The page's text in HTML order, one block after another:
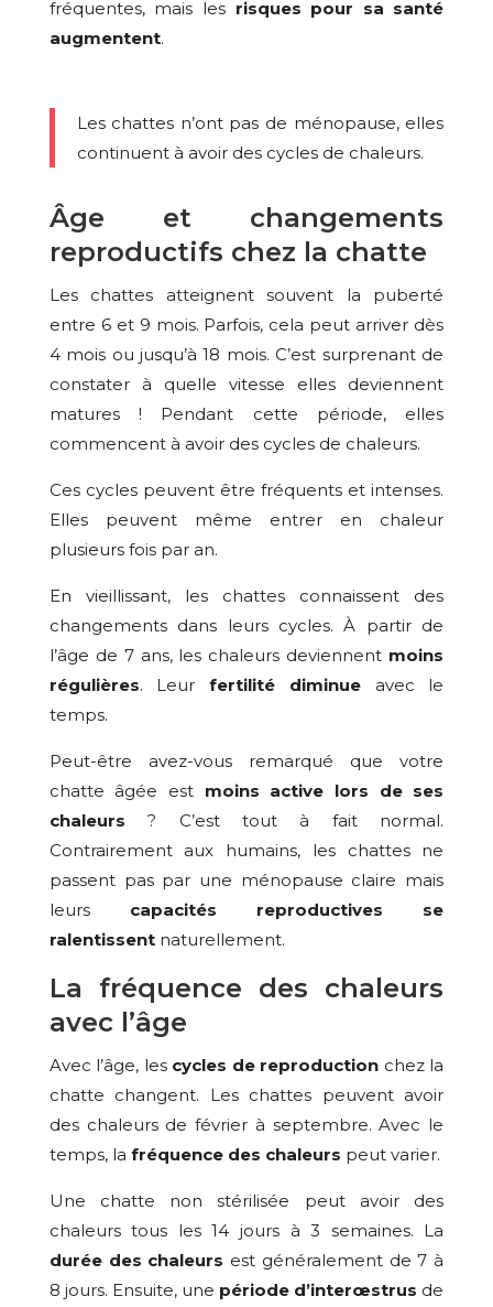
fréquentes, mais les risques pour sa santé
augmentent.
Les chattes n’ont pas de ménopause, elles
continuent à avoir des cycles de chaleurs.
Âge et changements
reproductifs chez la chatte
Les chattes atteignent souvent la puberté
entre 6 et 9 mois. Parfois, cela peut arriver dès
4 mois ou jusqu’à 18 mois. C’est surprenant de
constater à quelle vitesse elles deviennent
matures ! Pendant cette période, elles
commencent à avoir des cycles de chaleurs.
Ces cycles peuvent être fréquents et intenses.
Elles peuvent même entrer en chaleur
plusieurs fois par an.
En vieillissant, les chattes connaissent des
changements dans leurs cycles. À partir de
l’âge de 7 ans, les chaleurs deviennent moins
régulières. Leurfertilité diminueavec le
temps.
Peut-être avez-vous remarqué que votre
chatte âgée est moins active lors de ses
chaleurs ? C’est tout à fait normal.
Contrairement aux humains, les chattes ne
passent pas par une ménopause claire mais
leurs capacités reproductives se
ralentissentnaturellement.
La fréquence des chaleurs
avec l’âge
Avec l’âge, les cycles de reproduction chez la
chatte changent. Les chattes peuvent avoir
des chaleurs de février à septembre. Avec le
temps, la fréquence des chaleurs peut varier.
Une chatte non stérilisée peut avoir des
chaleurs tous les 14 jours à 3 semaines. La
durée des chaleurs est généralement de 7 à
8 jours. Ensuite, une période d’interœstrus de